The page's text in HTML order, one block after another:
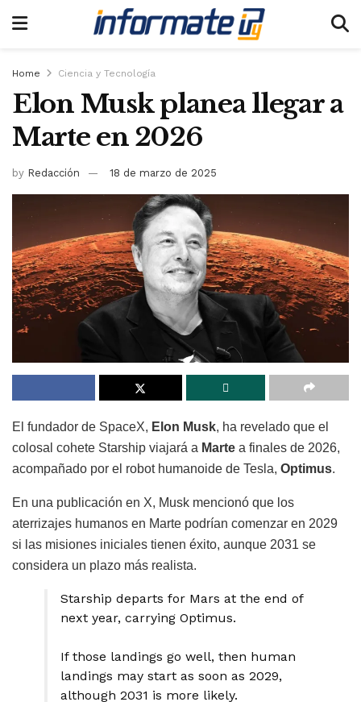
Home Ciencia y Tecnología
Elon Musk planea llegar a
Marte en 2026
by Redacción 18 de marzo de 2025
El fundador de SpaceX, Elon Musk, ha revelado que el
colosal cohete Starship viajará a Marte a finales de 2026,
acompañado por el robot humanoide de Tesla, Optimus.
En una publicación en X, Musk mencionó que los
aterrizajes humanos en Marte podrían comenzar en 2029
si las misiones iniciales tienen éxito, aunque 2031 se
considera un plazo más realista.
Starship departs for Mars at the end of
next year, carrying Optimus.
If those landings go well, then human
landings may start as soon as 2029,
although 2031 is more likely.